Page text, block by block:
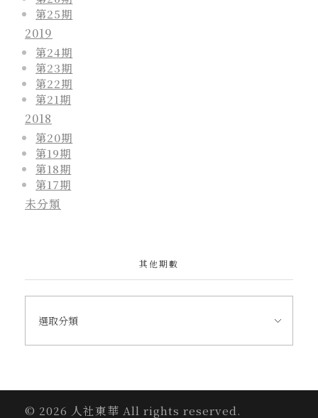
第25期
2019
第24期
第23期
第22期
第21期
2018
第20期
第19期
第18期
第17期
未分類
其他期數
© 2026 人社東華 All rights reserved.